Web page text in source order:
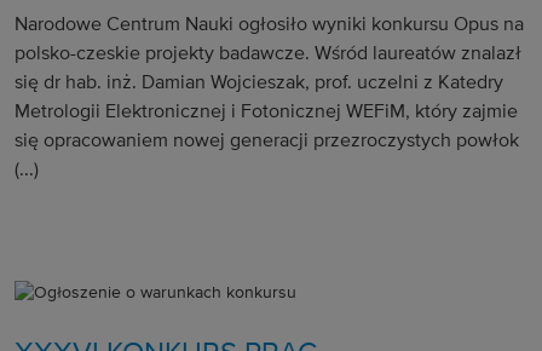
Narodowe Centrum Nauki ogłosiło wyniki konkursu Opus na
polsko-czeskie projekty badawcze. Wśród laureatów znalazł
się dr hab. inż. Damian Wojcieszak, prof. uczelni z Katedry
Metrologii Elektronicznej i Fotonicznej WEFiM, który zajmie
się opracowaniem nowej generacji przezroczystych powłok
(...)